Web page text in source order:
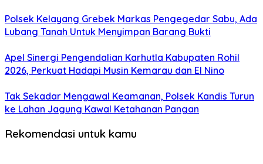
Polsek Kelayang Grebek Markas Pengegedar Sabu, Ada
Lubang Tanah Untuk Menyimpan Barang Bukti
Apel Sinergi Pengendalian Karhutla Kabupaten Rohil
2026, Perkuat Hadapi Musin Kemarau dan El Nino
Tak Sekadar Mengawal Keamanan, Polsek Kandis Turun
ke Lahan Jagung Kawal Ketahanan Pangan
Rekomendasi untuk kamu